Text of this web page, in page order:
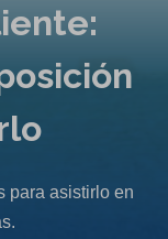
para asistirlo en